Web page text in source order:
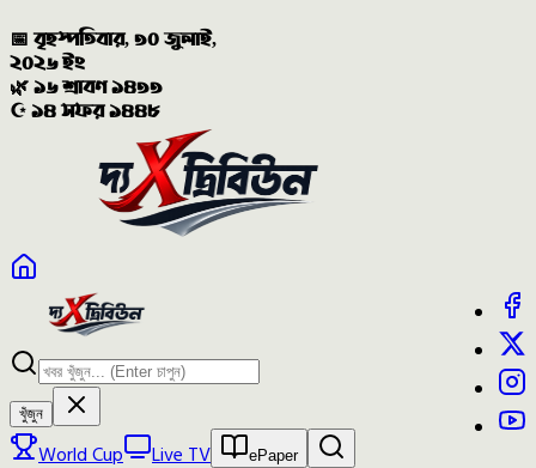
📅 বৃহস্পতিবার, ৩০ জুলাই,
২০২৬ ইং
🌿 ১৬ শ্রাবণ ১৪৩৩
☪️ ১৪ সফর ১৪৪৮
খুঁজুন
World Cup Live TV ePaper